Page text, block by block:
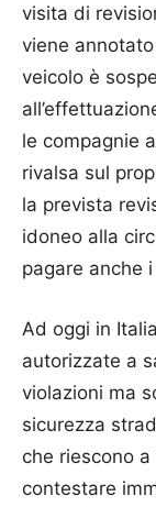
visita di
viene
veicolo è
le compagnie
rivalsa sul
la prevista
idoneo alla
pagare anche
Ad oggi in
autorizzate a
violazioni ma
sicurezza
che riescono
contestare